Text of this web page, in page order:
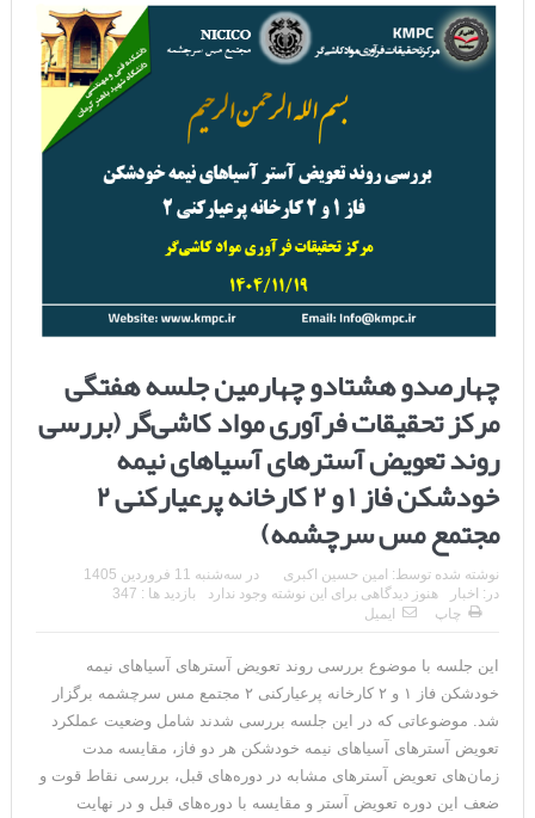
چهارصدو هشتادو چهارمین جلسه هفتگی
مرکز تحقیقات فرآوری مواد کاشی‌گر (بررسی
روند تعویض آسترهای آسیاهای نیمه
خودشکن فاز ۱ و ۲ کارخانه پرعیارکنی ۲
مجتمع مس سرچشمه)
نوشته شده توسط: امین حسین اکبری در سه‌شنبه 11 فروردین 1405
در: اخبار هنوز دیدگاهی برای این نوشته وجود ندارد
بازدید ها : 347
چاپ
ایمیل
این جلسه با موضوع بررسی روند تعویض آسترهای آسیاهای نیمه
خودشکن فاز ۱ و ۲ کارخانه پرعیارکنی ۲ مجتمع مس سرچشمه برگزار
شد. موضوعاتی که در این جلسه بررسی شدند شامل وضعیت عملکرد
تعویض آسترهای آسیاهای نیمه خودشکن هر دو فاز، مقایسه مدت
زمان‌های تعویض آسترهای مشابه در دوره‌های قبل، بررسی نقاط قوت و
ضعف این دوره تعویض آستر و مقایسه با دوره‌های قبل و در نهایت